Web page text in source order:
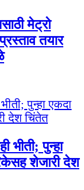
मेट्रो
तयार
भीती; पुन्हा
शेजारी देश